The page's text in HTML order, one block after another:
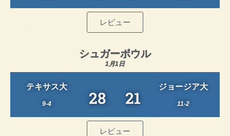
レビュー
シュガーボウル
1月1日
テキサス大
9-4 28 21
ジョージア大
11-2
レビュー